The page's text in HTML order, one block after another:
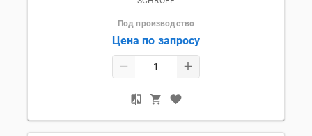
Под производство
Цена по запросу